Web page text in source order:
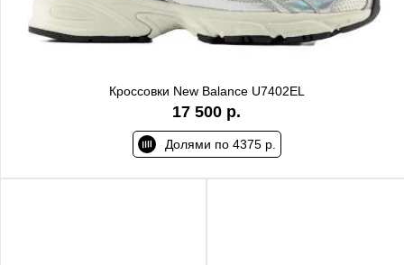
Кроссовки New Balance U7402EL
17 500 р.
Долями по 4375 р.